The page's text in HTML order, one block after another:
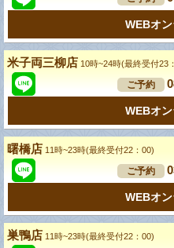
WEBオ
米子両三柳店 10時~24時(最終受付23
ご予約
WEBオ
曙橋店 11時~23時(最終受付22：00)
ご予約
WEBオ
巣鴨店 11時~23時(最終受付22：00)